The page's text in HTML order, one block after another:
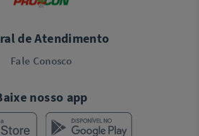
de Atendimento
Fale Conosco
nosso app